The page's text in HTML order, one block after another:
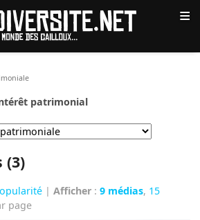
≡
patrimonial
(3)
|Afficher :9 médias, 15
page